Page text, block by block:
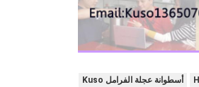
أسطوانة عجلة الفرامل Kuso